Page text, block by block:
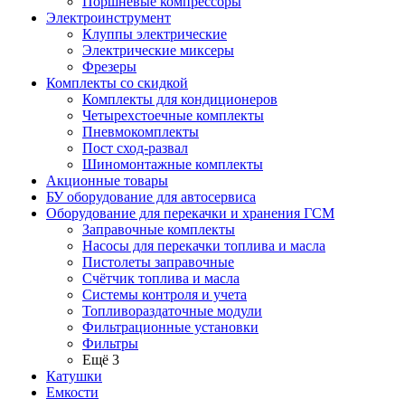
Электроинструмент
Клуппы электрические
Электрические миксеры
Фрезеры
Комплекты со скидкой
Комплекты для кондиционеров
Четырехстоечные комплекты
Пневмокомплекты
Пост сход-развал
Шиномонтажные комплекты
Акционные товары
БУ оборудование для автосервиса
Оборудование для перекачки и хранения ГСМ
Заправочные комплекты
Насосы для перекачки топлива и масла
Пистолеты заправочные
Счётчик топлива и масла
Системы контроля и учета
Топливораздаточные модули
Фильтрационные установки
Фильтры
Ещё 3
Катушки
Емкости